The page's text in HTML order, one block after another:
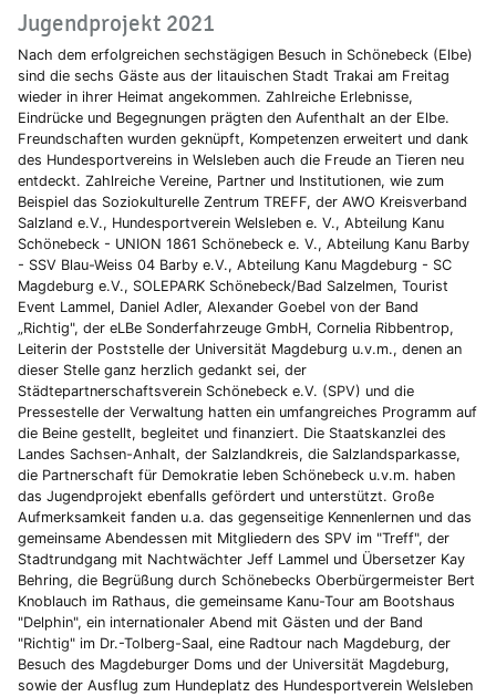
Jugendprojekt 2021
Nach dem erfolgreichen sechstägigen Besuch in Schönebeck (Elbe)
sind die sechs Gäste aus der litauischen Stadt Trakai am Freitag
wieder in ihrer Heimat angekommen. Zahlreiche Erlebnisse,
Eindrücke und Begegnungen prägten den Aufenthalt an der Elbe.
Freundschaften wurden geknüpft, Kompetenzen erweitert und dank
des Hundesportvereins in Welsleben auch die Freude an Tieren neu
entdeckt. Zahlreiche Vereine, Partner und Institutionen, wie zum
Beispiel das Soziokulturelle Zentrum TREFF, der AWO Kreisverband
Salzland e.V., Hundesportverein Welsleben e. V., Abteilung Kanu
Schönebeck - UNION 1861 Schönebeck e. V., Abteilung Kanu Barby
- SSV Blau-Weiss 04 Barby e.V., Abteilung Kanu Magdeburg - SC
Magdeburg e.V., SOLEPARK Schönebeck/Bad Salzelmen, Tourist
Event Lammel, Daniel Adler, Alexander Goebel von der Band
„Richtig", der eLBe Sonderfahrzeuge GmbH, Cornelia Ribbentrop,
Leiterin der Poststelle der Universität Magdeburg u.v.m., denen an
dieser Stelle ganz herzlich gedankt sei, der
Städtepartnerschaftsverein Schönebeck e.V. (SPV) und die
Pressestelle der Verwaltung hatten ein umfangreiches Programm auf
die Beine gestellt, begleitet und finanziert. Die Staatskanzlei des
Landes Sachsen-Anhalt, der Salzlandkreis, die Salzlandsparkasse,
die Partnerschaft für Demokratie leben Schönebeck u.v.m. haben
das Jugendprojekt ebenfalls gefördert und unterstützt. Große
Aufmerksamkeit fanden u.a. das gegenseitige Kennenlernen und das
gemeinsame Abendessen mit Mitgliedern des SPV im "Treff", der
Stadtrundgang mit Nachtwächter Jeff Lammel und Übersetzer Kay
Behring, die Begrüßung durch Schönebecks Oberbürgermeister Bert
Knoblauch im Rathaus, die gemeinsame Kanu-Tour am Bootshaus
"Delphin", ein internationaler Abend mit Gästen und der Band
"Richtig" im Dr.-Tolberg-Saal, eine Radtour nach Magdeburg, der
Besuch des Magdeburger Doms und der Universität Magdeburg,
sowie der Ausflug zum Hundeplatz des Hundesportverein Welsleben